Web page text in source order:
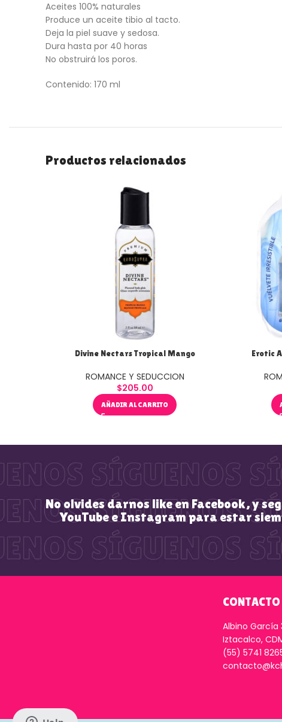
Aceites 100% naturales
Produce un aceite tibio al tacto.
Deja la piel suave y sedosa.
Dura hasta por 40 horas
No obstruirá los poros.
Contenido: 170 ml
Productos relacionados
Divine Nectars Tropical Mango
ROMANCE Y SEDUCCION
$205.00
AÑADIR AL CARRITO
Erotic
No olvides darnos like en Facebook, y
YouTube e Instagram para estar
CONTACTO
Albino García
Iztacalco,
(55) 5741